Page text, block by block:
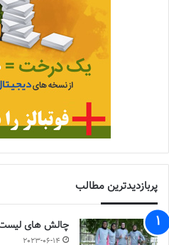
پربازدیدترین مطالب
چالش هاى ليست
2023-06-14